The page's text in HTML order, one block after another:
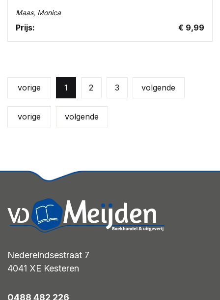
Maas, Monica
Prijs: € 9,99
vorige 1 2 3 volgende
vorige volgende
Nedereindsestraat 7
4041 XE Kesteren
0488 482 226